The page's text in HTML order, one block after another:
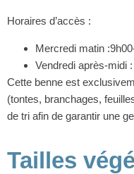
Horaires d’accès :
Mercredi matin
Vendredi après-midi
Cette benne est
(tontes, branchages,
de tri afin de garantir une
Tailles